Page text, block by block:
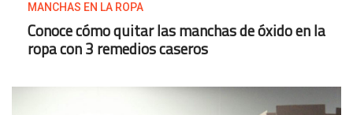
MANCHAS EN LA ROPA
Conoce cómo quitar las manchas de óxido en la
ropa con 3 remedios caseros